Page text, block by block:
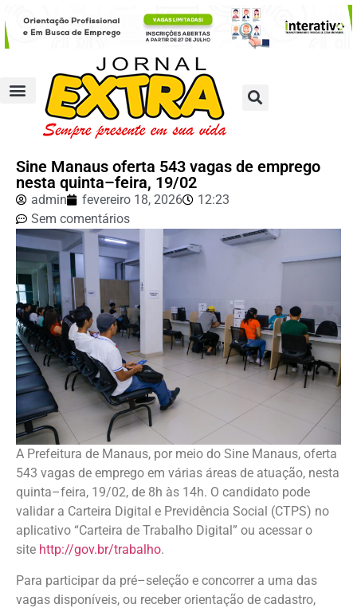
Sine Manaus oferta 543 vagas de emprego
nesta quinta–feira, 19/02
admin fevereiro 18, 2026
12:23
Sem comentários
A Prefeitura de Manaus, por meio do Sine Manaus, oferta
543 vagas de emprego em várias áreas de atuação, nesta
quinta–feira, 19/02, de 8h às 14h. O candidato pode
validar a Carteira Digital e Previdência Social (CTPS) no
aplicativo “Carteira de Trabalho Digital” ou acessar o
site http://gov.br/trabalho.
Para participar da pré–seleção e concorrer a uma das
vagas disponíveis, ou receber orientação de cadastro,